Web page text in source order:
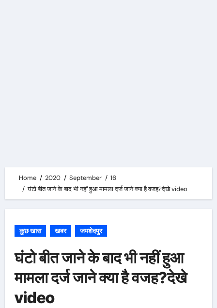
Home 2020 September
16
घंटो बीत जाने के बाद भी नहीं हुआ मामला दर्ज जाने क्या है वजह?देखे video
कुछ खास खबर जमशेदपुर
घंटो बीत जाने के बाद भी नहीं हुआ
मामला दर्ज जाने क्या है वजह?देखे
video